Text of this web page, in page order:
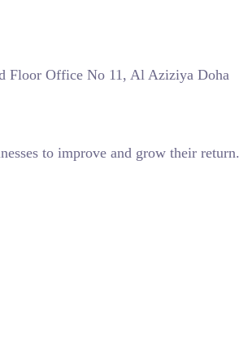
Floor Office No 11, Al Aziziya Doha
to improve and grow their return.